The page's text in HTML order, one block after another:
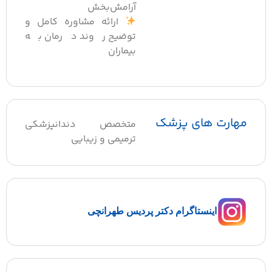
آرامش‌بخش
ارائه مشاوره کامل و
توضیح روند درمان به
بیماران
مهارت های پزشک
متخصص دندانپزشکی
ترمیمی و زیبایی
اینستاگرام دکتر پردیس طهرانچی